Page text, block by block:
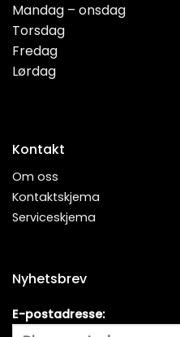
Mandag – onsdag
Torsdag
Fredag
Lørdag
Kontakt
Om oss
Kontaktskjema
Serviceskjema
Nyhetsbrev
E-postadresse: